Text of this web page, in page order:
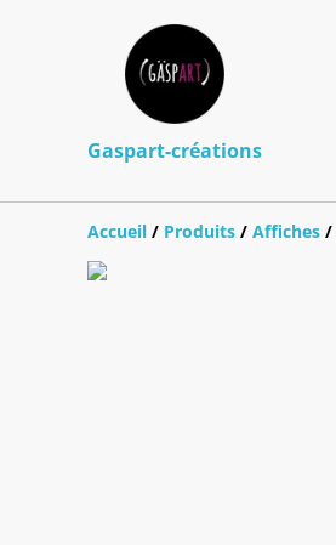
Gaspart-créations
Accueil / Produits / Affiches /